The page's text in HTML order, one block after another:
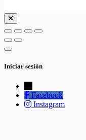
Iniciar sesión
Facebook
Instagram